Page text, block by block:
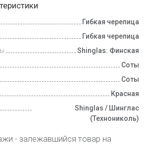
Гибкая черепица
Гибкая черепица
Shinglas: Финская
Соты
Соты
Красная
Shinglas / Шинглас
(Технониколь)
- залежавшийся товар на